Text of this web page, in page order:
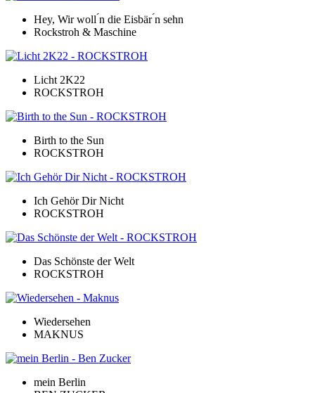
Hey, Wir woll ́n die Eisbär ́n sehn
Rockstroh & Maschine
Licht 2K22
ROCKSTROH
Birth to the Sun
ROCKSTROH
Ich Gehör Dir Nicht
ROCKSTROH
Das Schönste der Welt
ROCKSTROH
Wiedersehen
MAKNUS
mein Berlin